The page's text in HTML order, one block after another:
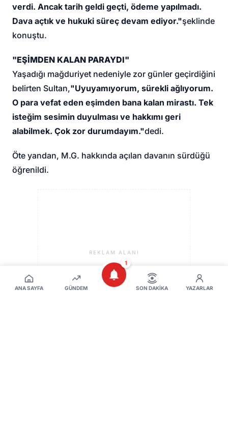
ANA SAYFA GÜNDEM
1
SON DAKIKA YAZARLAR
verdi. Ancak tarih geldi geçti, ödeme yapılmadı.
Dava açtık ve hukuki süreç devam ediyor."şeklinde
konuştu.
"EŞİMDEN KALAN PARAYDI"
Yaşadığı mağduriyet nedeniyle zor günler geçirdiğini
belirten Sultan,"Uyuyamıyorum, sürekli ağlıyorum.
O para vefat eden eşimden bana kalan mirastı. Tek
isteğim sesimin duyulması ve hakkımı geri
alabilmek. Çok zor durumdayım."dedi.
Öte yandan, M.G. hakkında açılan davanın sürdüğü
öğrenildi.
REKLAM ALANI